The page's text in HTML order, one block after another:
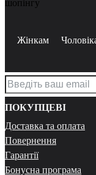
шопінгу
Жінкам
ПОКУПЦЕВІ
Доставка та оплата
Повернення
Гарантії
Бонусна програма